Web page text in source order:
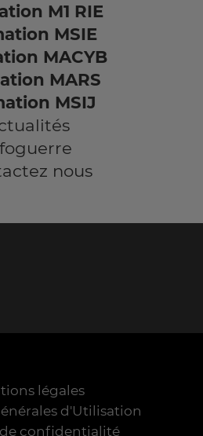
M1 RIE
MSIE
MACYB
MARS
MSIJ
nous
légales
d'Utilisation
confidentialité